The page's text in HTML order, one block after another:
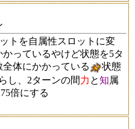
トを自属性スロットに変
っているやけど状態を5タ
全体にかかっている
状態
し、2ターンの間力 と知属
倍にする